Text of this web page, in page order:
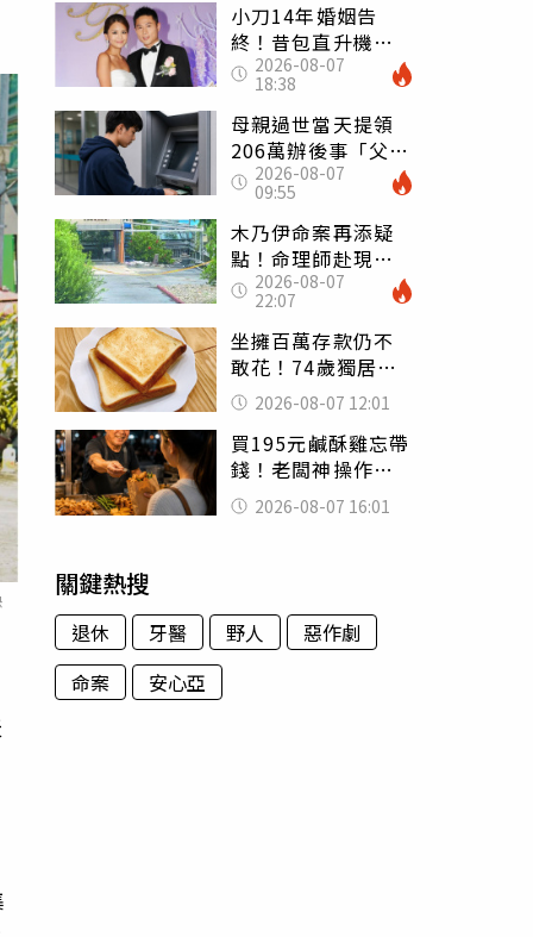
小刀14年婚姻告
終！昔包直升機求
婚 豪砸545萬辦婚
禮還找連戰證婚
2026-08-07
18:38
母親過世當天提領
206萬辦後事「父子
遭判刑」 律師：
搶錢先下手是罪
2026-08-07
09:55
木乃伊命案再添疑
點！命理師赴現場
遇天候驟變 驚
喊：死者還有冤屈
2026-08-07
22:07
坐擁百萬存款仍不
敢花！74歲獨居翁
「1餐只吃1片吐
司」 半年後暴瘦
嚇壞女兒
2026-08-07 12:01
買195元鹹酥雞忘帶
錢！老闆神操作
「倒找5元」 全網
看哭：這就是台灣
2026-08-07 16:01
關鍵熱搜
退休 牙醫 野人
惡作劇
命案
安心亞